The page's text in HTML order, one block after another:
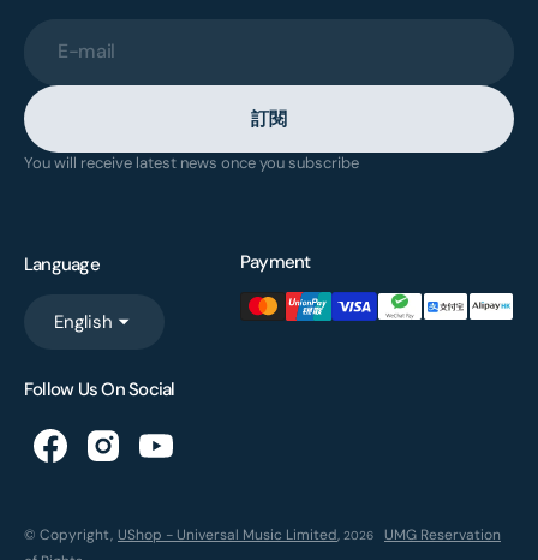
E-mail
訂閱
You will receive latest news once you subscribe
Language
English
Payment
Follow Us On Social
© Copyright, UShop - Universal Music Limited, 2026
UMG Reservation